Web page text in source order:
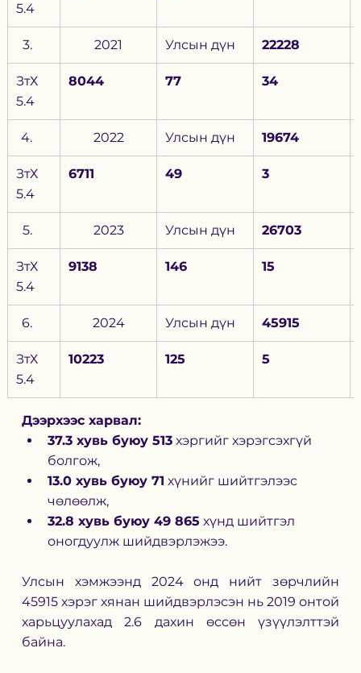
5.4
2021 Улсын дүн 22228
ЗтХ
5.4
8044 77 34
2022 Улсын дүн 19674
ЗтХ
5.4
6711 49 3
2023 Улсын дүн 26703
ЗтХ
5.4
9138 146 15
2024 Улсын дүн 45915
ЗтХ
5.4
10223 125 5
Дээрхээс харвал:
37.3 хувь буюу 513 хэргийг хэрэгсэхгүй
болгож,
13.0 хувь буюу 71 хүнийг шийтгэлээс
чөлөөлж,
32.8 хувь буюу 49 865 хүнд шийтгэл
оногдуулж шийдвэрлэжээ.
Улсын хэмжээнд 2024 онд нийт зөрчлийн
45915 хэрэг хянан шийдвэрлэсэн нь 2019 онтой
харьцуулахад 2.6 дахин өссөн үзүүлэлттэй
байна.